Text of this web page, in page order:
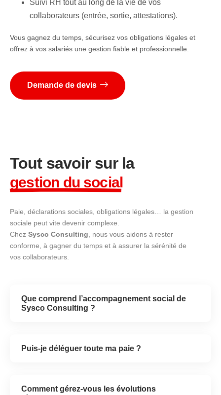
Suivi RH tout au long de la vie de vos
collaborateurs (entrée, sortie, attestations).
Vous gagnez du temps, sécurisez vos obligations légales et
offrez à vos salariés une gestion fiable et professionnelle.
Demande de devis
Tout savoir sur la
gestion du social
Paie, déclarations sociales, obligations légales… la gestion
sociale peut vite devenir complexe.
Chez Sysco Consulting , nous vous aidons à rester
conforme, à gagner du temps et à assurer la sérénité de
vos collaborateurs.
Que comprend l’accompagnement social de
Sysco Consulting ?
Puis-je déléguer toute ma paie ?
Comment gérez-vous les évolutions